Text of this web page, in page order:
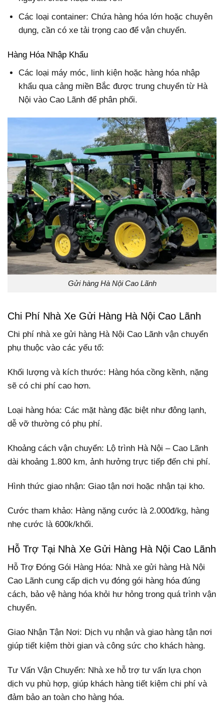
Các loại container: Chứa hàng hóa lớn hoặc chuyên
dụng, cần có xe tải trọng cao để vận chuyển.
Hàng Hóa Nhập Khẩu
Các loại máy móc, linh kiện hoặc hàng hóa nhập
khẩu qua cảng miền Bắc được trung chuyển từ Hà
Nội vào Cao Lãnh để phân phối.
Gửi hàng Hà Nội Cao Lãnh
Chi Phí Nhà Xe Gửi Hàng Hà Nội Cao Lãnh
Chi phí nhà xe gửi hàng Hà Nội Cao Lãnh vận chuyển
phụ thuộc vào các yếu tố:
Khối lượng và kích thước: Hàng hóa cồng kềnh, nặng
sẽ có chi phí cao hơn.
Loại hàng hóa: Các mặt hàng đặc biệt như đông lạnh,
dễ vỡ thường có phụ phí.
Khoảng cách vận chuyển: Lộ trình Hà Nội – Cao Lãnh
dài khoảng 1.800 km, ảnh hưởng trực tiếp đến chi phí.
Hình thức giao nhận: Giao tận nơi hoặc nhận tại kho.
Cước tham khảo: Hàng nặng cước là 2.000đ/kg, hàng
nhẹ cước là 600k/khối.
Hỗ Trợ Tại Nhà Xe Gửi Hàng Hà Nội Cao Lãnh
Hỗ Trợ Đóng Gói Hàng Hóa: Nhà xe gửi hàng Hà Nội
Cao Lãnh cung cấp dịch vụ đóng gói hàng hóa đúng
cách, bảo vệ hàng hóa khỏi hư hỏng trong quá trình vận
chuyển.
Giao Nhận Tận Nơi: Dịch vụ nhận và giao hàng tận nơi
giúp tiết kiệm thời gian và công sức cho khách hàng.
Tư Vấn Vận Chuyển: Nhà xe hỗ trợ tư vấn lựa chọn
dịch vụ phù hợp, giúp khách hàng tiết kiệm chi phí và
đảm bảo an toàn cho hàng hóa.